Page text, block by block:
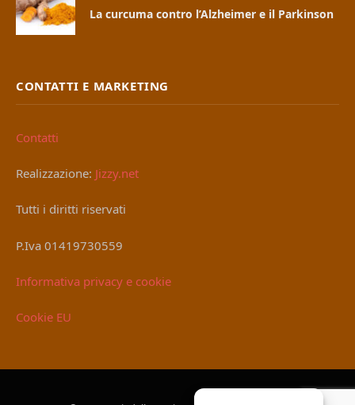
La curcuma contro l’Alzheimer e il Parkinson
CONTATTI E MARKETING
Contatti
Realizzazione: Jizzy.net
Tutti i diritti riservati
P.Iva 01419730559
Informativa privacy e cookie
Cookie EU